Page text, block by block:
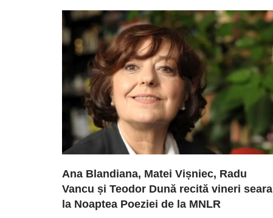
Ana Blandiana, Matei Vișniec, Radu
Vancu și Teodor Dună recită vineri seara
la Noaptea Poeziei de la MNLR